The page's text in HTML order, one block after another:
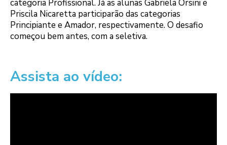
categoria Profissional. Já as alunas Gabriela Orsini e
Priscila Nicaretta participarão das categorias
Principiante e Amador, respectivamente. O desafio
começou bem antes, com a seletiva.
Assista ao vídeo: